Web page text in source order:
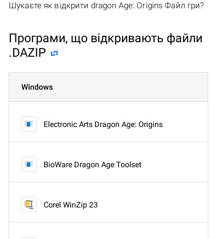
Шукаєте як відкрити dragon Age: Origins Файл гри?
Програми, що відкривають файли
.DAZIP
Windows
Electronic Arts Dragon Age: Origins
BioWare Dragon Age Toolset
Corel WinZip 23